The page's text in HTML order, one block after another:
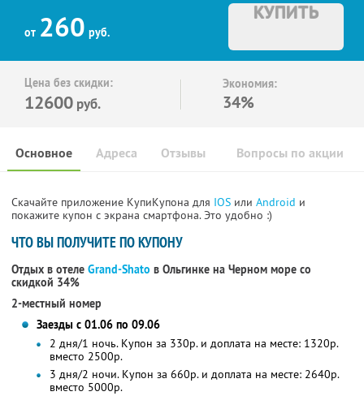
от 260 руб.
КУПИТЬ
Цена без скидки:
12600 руб.
Экономия:
34%
Основное Отзывы Вопросы по акции
Адреса
Скачайте приложение КупиКупона для IOS или Android и
покажите купон с экрана смартфона. Это удобно :)
ЧТО ВЫ ПОЛУЧИТЕ ПО КУПОНУ
Отдых в отеле Grand-Shato в Ольгинке на Черном море со
скидкой 34%
2-местный номер
Заезды с 01.06 по 09.06
2 дня/1 ночь. Купон за 330р. и доплата на месте: 1320р.
вместо 2500р.
3 дня/2 ночи. Купон за 660р. и доплата на месте: 2640р.
вместо 5000р.